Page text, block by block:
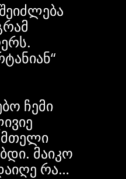
ჩემი
მთელი
მაიკო
რა…